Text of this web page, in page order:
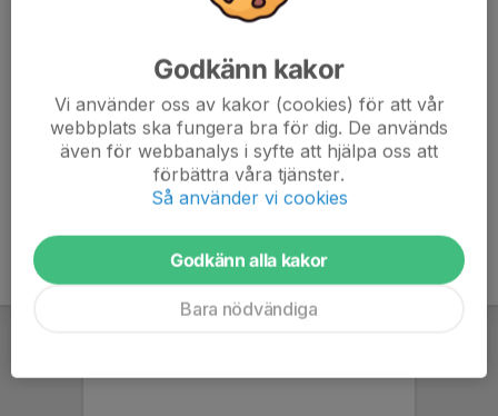
Sleipner var inte direkt favoriter i matchen mot AIK 1908.
semifinalmotståndare mot IFK Göteborg i turneringen om
Svenska Fotbollsmästerskapet...
Kommentarer
Godkänn kakor
Vi använder oss av kakor (cookies) för att vår
webbplats ska fungera bra för dig. De används
även för webbanalys i syfte att hjälpa oss att
förbättra våra tjänster.
Så använder vi cookies
Godkänn alla kakor
Bara nödvändiga